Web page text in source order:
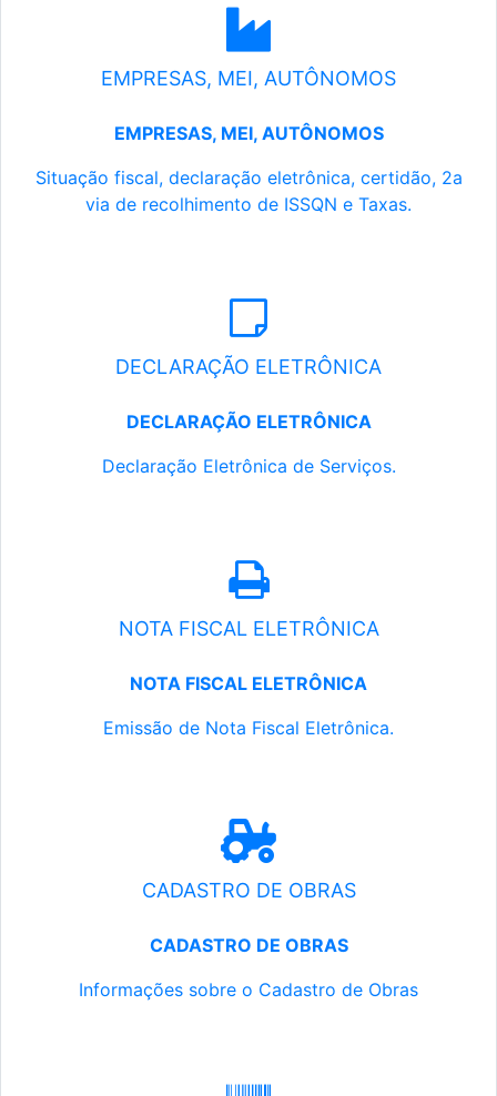
EMPRESAS, MEI, AUTÔNOMOS
EMPRESAS, MEI, AUTÔNOMOS
Situação fiscal, declaração eletrônica, certidão, 2a
via de recolhimento de ISSQN e Taxas.
DECLARAÇÃO ELETRÔNICA
DECLARAÇÃO ELETRÔNICA
Declaração Eletrônica de Serviços.
NOTA FISCAL ELETRÔNICA
NOTA FISCAL ELETRÔNICA
Emissão de Nota Fiscal Eletrônica.
CADASTRO DE OBRAS
CADASTRO DE OBRAS
Informações sobre o Cadastro de Obras